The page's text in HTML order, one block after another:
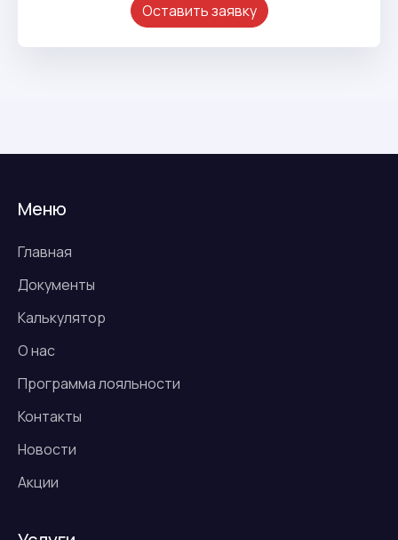
Оставить заявку
Меню
Главная
Документы
Калькулятор
О нас
Программа лояльности
Контакты
Новости
Акции